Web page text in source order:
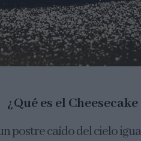
¿Qué es el
postre caído del cielo